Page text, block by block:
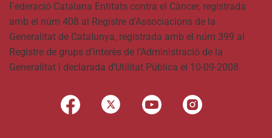
Federació Catalana Entitats contra el Càncer, registrada
amb el núm 408 al Registre d’Associacions de la
Generalitat de Catalunya, registrada amb el núm 399 al
Registre de grups d’interès de l’Administració de la
Generalitat i declarada d’Utilitat Pública el 10-09-2008.